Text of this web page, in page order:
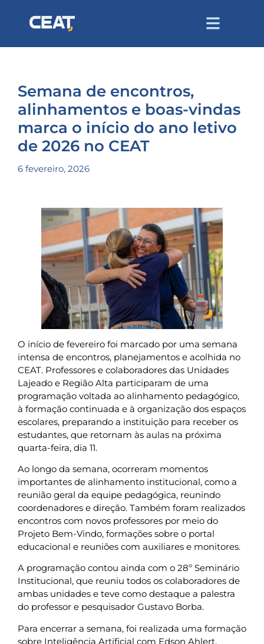
Semana de encontros,
alinhamentos e boas-vindas
marca o início do ano letivo
de 2026 no CEAT
6 fevereiro, 2026
O início de fevereiro foi marcado por uma semana
intensa de encontros, planejamentos e acolhida no
CEAT. Professores e colaboradores das Unidades
Lajeado e Região Alta participaram de uma
programação voltada ao alinhamento pedagógico,
à formação continuada e à organização dos espaços
escolares, preparando a instituição para receber os
estudantes, que retornam às aulas na próxima
quarta-feira, dia 11.
Ao longo da semana, ocorreram momentos
importantes de alinhamento institucional, como a
reunião geral da equipe pedagógica, reunindo
coordenadores e direção. Também foram realizados
encontros com novos professores por meio do
Projeto Bem-Vindo, formações sobre o portal
educacional e reuniões com auxiliares e monitores.
A programação contou ainda com o 28º Seminário
Institucional, que reuniu todos os colaboradores de
ambas unidades e teve como destaque a palestra
do professor e pesquisador Gustavo Borba.
Para encerrar a semana, foi realizada uma formação
sobre Inteligência Artificial com Edson Ahlert,